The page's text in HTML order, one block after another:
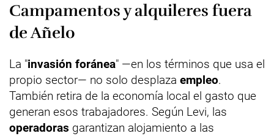
Campamentos y alquileres fuera
de Añelo
La "invasión foránea" —en los términos que usa el
propio sector— no solo desplaza empleo.
También retira de la economía local el gasto que
generan esos trabajadores. Según Levi, las
operadoras garantizan alojamiento a las